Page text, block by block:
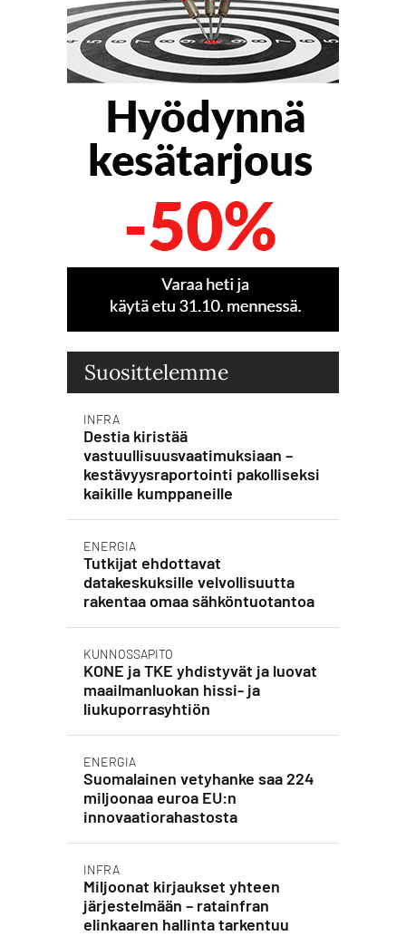
Suosittelemme
INFRA
Destia kiristää
vastuullisuusvaatimuksiaan –
kestävyysraportointi pakolliseksi
kaikille kumppaneille
ENERGIA
Tutkijat ehdottavat
datakeskuksille velvollisuutta
rakentaa omaa sähköntuotantoa
KUNNOSSAPITO
KONE ja TKE yhdistyvät ja luovat
maailmanluokan hissi- ja
liukuporrasyhtiön
ENERGIA
Suomalainen vetyhanke saa 224
miljoonaa euroa EU:n
innovaatiorahastosta
INFRA
Miljoonat kirjaukset yhteen
järjestelmään – ratainfran
elinkaaren hallinta tarkentuu